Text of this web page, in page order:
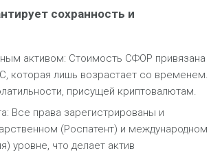
сохранность и
активом: Стоимость СФОР привязана
которая лишь возрастает со временем.
присущей криптовалютам.
Все права зарегистрированы и
(Роспатент) и международном
уровне, что делает актив